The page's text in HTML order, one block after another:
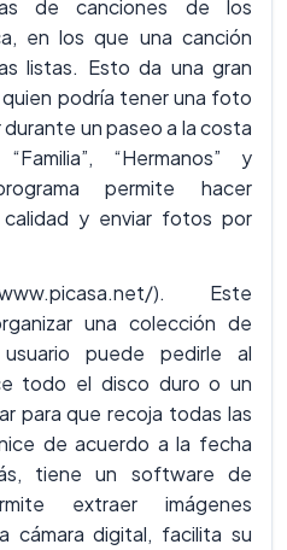
de canciones de los
en los que una canción
listas. Esto da una gran
quien podría tener una foto
un paseo a la costa
“Hermanos” y
permite hacer
y enviar fotos por
). Este
una colección de
puede pedirle al
todo el disco duro o un
para que recoja todas las
de acuerdo a la fecha
tiene un software de
extraer imágenes
cámara digital, facilita su